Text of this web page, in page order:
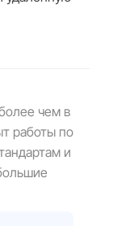
чем в
работы по
и